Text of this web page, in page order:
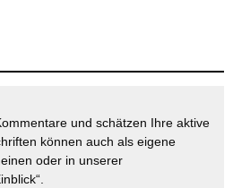
und schätzen Ihre aktive
können auch als eigene
oder in unserer